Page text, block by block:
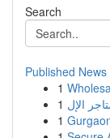
Search
Published News
1
1
1